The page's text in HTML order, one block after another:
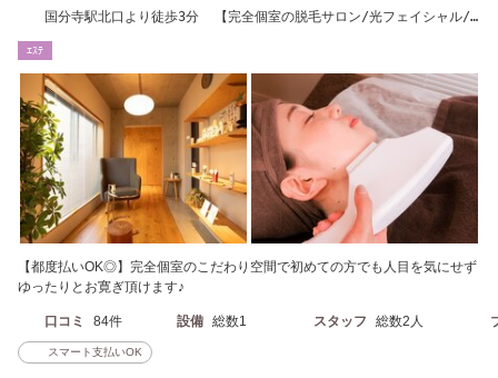
国分寺駅北口より徒歩3分 【完全個室の脱毛サロン/光フェイシャル/
ｴｽﾃ
【都度払いOK◎】完全個室のこだわり空間で初めての方でも人目を気にせず
ゆったりとお寛ぎ頂けます♪
口コミ 84件 設備 総数1 スタッフ 総数2人
スマート支払いOK